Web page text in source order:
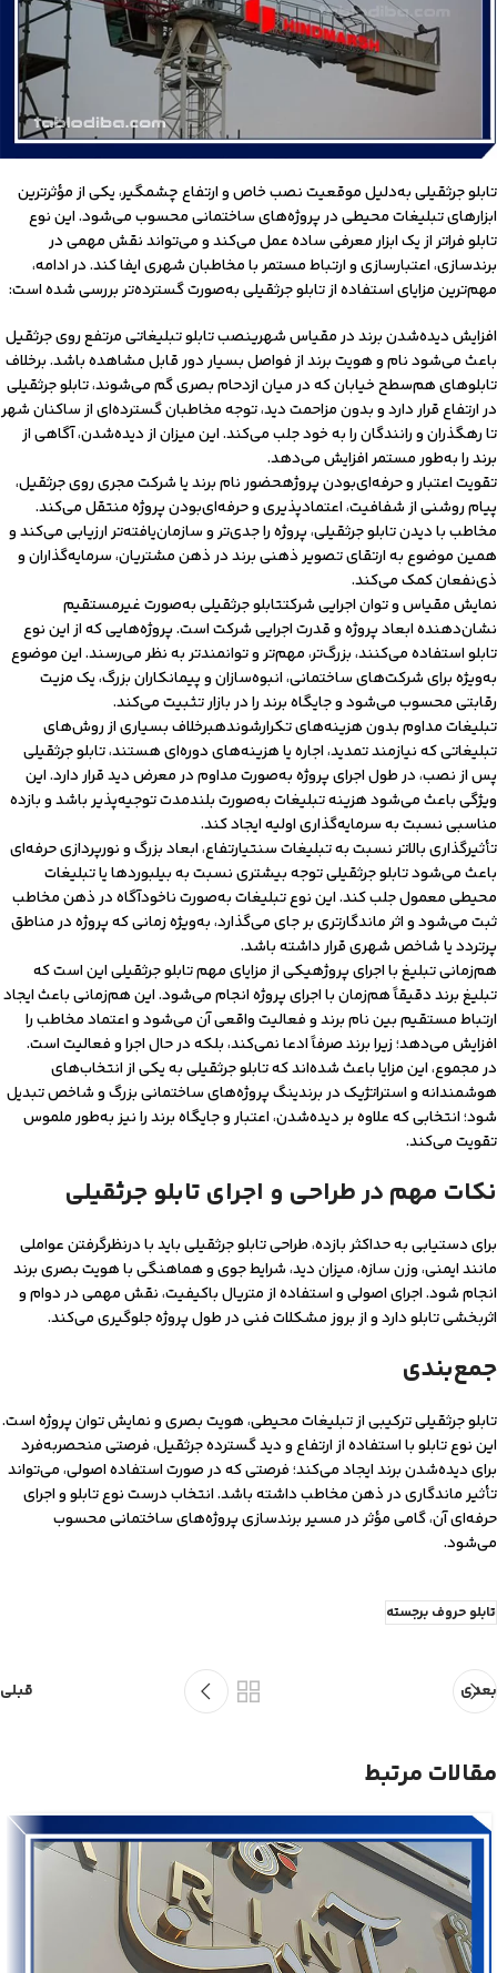
تابلو جرثقیلی به‌دلیل موقعیت نصب خاص و ارتفاع چشمگیر، یکی از مؤثرترین
ابزارهای تبلیغات محیطی در پروژه‌های ساختمانی محسوب می‌شود. این نوع
تابلو فراتر از یک ابزار معرفی ساده عمل می‌کند و می‌تواند نقش مهمی در
برندسازی، اعتبارسازی و ارتباط مستمر با مخاطبان شهری ایفا کند. در ادامه،
مهم‌ترین مزایای استفاده از تابلو جرثقیلی به‌صورت گسترده‌تر بررسی شده است:
افزایش دیده‌شدن برند در مقیاس شهرینصب تابلو تبلیغاتی مرتفع روی جرثقیل
باعث می‌شود نام و هویت برند از فواصل بسیار دور قابل مشاهده باشد. برخلاف
تابلوهای هم‌سطح خیابان که در میان ازدحام بصری گم می‌شوند، تابلو جرثقیلی
در ارتفاع قرار دارد و بدون مزاحمت دید، توجه مخاطبان گسترده‌ای از ساکنان شهر
تا رهگذران و رانندگان را به خود جلب می‌کند. این میزان از دیده‌شدن، آگاهی از
برند را به‌طور مستمر افزایش می‌دهد.
تقویت اعتبار و حرفه‌ای‌بودن پروژهحضور نام برند یا شرکت مجری روی جرثقیل،
پیام روشنی از شفافیت، اعتمادپذیری و حرفه‌ای‌بودن پروژه منتقل می‌کند.
مخاطب با دیدن تابلو جرثقیلی، پروژه را جدی‌تر و سازمان‌یافته‌تر ارزیابی می‌کند و
همین موضوع به ارتقای تصویر ذهنی برند در ذهن مشتریان، سرمایه‌گذاران و
ذی‌نفعان کمک می‌کند.
نمایش مقیاس و توان اجرایی شرکتتابلو جرثقیلی به‌صورت غیرمستقیم
نشان‌دهنده ابعاد پروژه و قدرت اجرایی شرکت است. پروژه‌هایی که از این نوع
تابلو استفاده می‌کنند، بزرگ‌تر، مهم‌تر و توانمندتر به نظر می‌رسند. این موضوع
به‌ویژه برای شرکت‌های ساختمانی، انبوه‌سازان و پیمانکاران بزرگ، یک مزیت
رقابتی محسوب می‌شود و جایگاه برند را در بازار تثبیت می‌کند.
تبلیغات مداوم بدون هزینه‌های تکرارشوندهبرخلاف بسیاری از روش‌های
تبلیغاتی که نیازمند تمدید، اجاره یا هزینه‌های دوره‌ای هستند، تابلو جرثقیلی
پس از نصب، در طول اجرای پروژه به‌صورت مداوم در معرض دید قرار دارد. این
ویژگی باعث می‌شود هزینه تبلیغات به‌صورت بلندمدت توجیه‌پذیر باشد و بازده
مناسبی نسبت به سرمایه‌گذاری اولیه ایجاد کند.
تأثیرگذاری بالاتر نسبت به تبلیغات سنتیارتفاع، ابعاد بزرگ و نورپردازی حرفه‌ای
باعث می‌شود تابلو جرثقیلی توجه بیشتری نسبت به بیلبوردها یا تبلیغات
محیطی معمول جلب کند. این نوع تبلیغات به‌صورت ناخودآگاه در ذهن مخاطب
ثبت می‌شود و اثر ماندگارتری بر جای می‌گذارد، به‌ویژه زمانی که پروژه در مناطق
پرتردد یا شاخص شهری قرار داشته باشد.
هم‌زمانی تبلیغ با اجرای پروژهیکی از مزایای مهم تابلو جرثقیلی این است که
تبلیغ برند دقیقاً هم‌زمان با اجرای پروژه انجام می‌شود. این هم‌زمانی باعث ایجاد
ارتباط مستقیم بین نام برند و فعالیت واقعی آن می‌شود و اعتماد مخاطب را
افزایش می‌دهد؛ زیرا برند صرفاً ادعا نمی‌کند، بلکه در حال اجرا و فعالیت است.
در مجموع، این مزایا باعث شده‌اند که تابلو جرثقیلی به یکی از انتخاب‌های
هوشمندانه و استراتژیک در برندینگ پروژه‌های ساختمانی بزرگ و شاخص تبدیل
شود؛ انتخابی که علاوه بر دیده‌شدن، اعتبار و جایگاه برند را نیز به‌طور ملموس
تقویت می‌کند.
نکات مهم در طراحی و اجرای تابلو جرثقیلی
برای دستیابی به حداکثر بازده، طراحی تابلو جرثقیلی باید با درنظرگرفتن عواملی
مانند ایمنی، وزن سازه، میزان دید، شرایط جوی و هماهنگی با هویت بصری برند
انجام شود. اجرای اصولی و استفاده از متریال باکیفیت، نقش مهمی در دوام و
اثربخشی تابلو دارد و از بروز مشکلات فنی در طول پروژه جلوگیری می‌کند.
جمع‌بندی
تابلو جرثقیلی ترکیبی از تبلیغات محیطی، هویت بصری و نمایش توان پروژه است.
این نوع تابلو با استفاده از ارتفاع و دید گسترده جرثقیل، فرصتی منحصربه‌فرد
برای دیده‌شدن برند ایجاد می‌کند؛ فرصتی که در صورت استفاده اصولی، می‌تواند
تأثیر ماندگاری در ذهن مخاطب داشته باشد. انتخاب درست نوع تابلو و اجرای
حرفه‌ای آن، گامی مؤثر در مسیر برندسازی پروژه‌های ساختمانی محسوب
می‌شود.
تابلو حروف برجسته
بعدی قبلی
مقالات مرتبط